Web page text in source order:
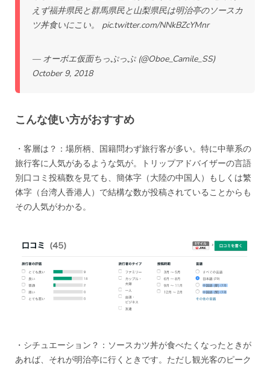
えず福井県民と群馬県民と山梨県民は明治亭のソースカ
ツ丼食いにこい。 pic.twitter.com/NNkBZcYMnr
— オーボエ仮面ちっぷっぷ (@Oboe_Camile_SS)
October 9, 2018
こんな使い方がおすすめ
・客層は？：場所柄、国籍問わず旅行客が多い。特に中華系の
旅行客に人気があるような気が。
トリップアドバイザーの言語
別口コミ投稿数を見ても、簡体字（大陸の中国人）もしくは繁
体字（台湾人香港人）で結構な数が投稿されていることからも
その人気がわかる。
・シチュエーション？：ソースカツ丼が食べたくなったときが
あれば、それが明治亭に行くときです。ただし観光客のピーク